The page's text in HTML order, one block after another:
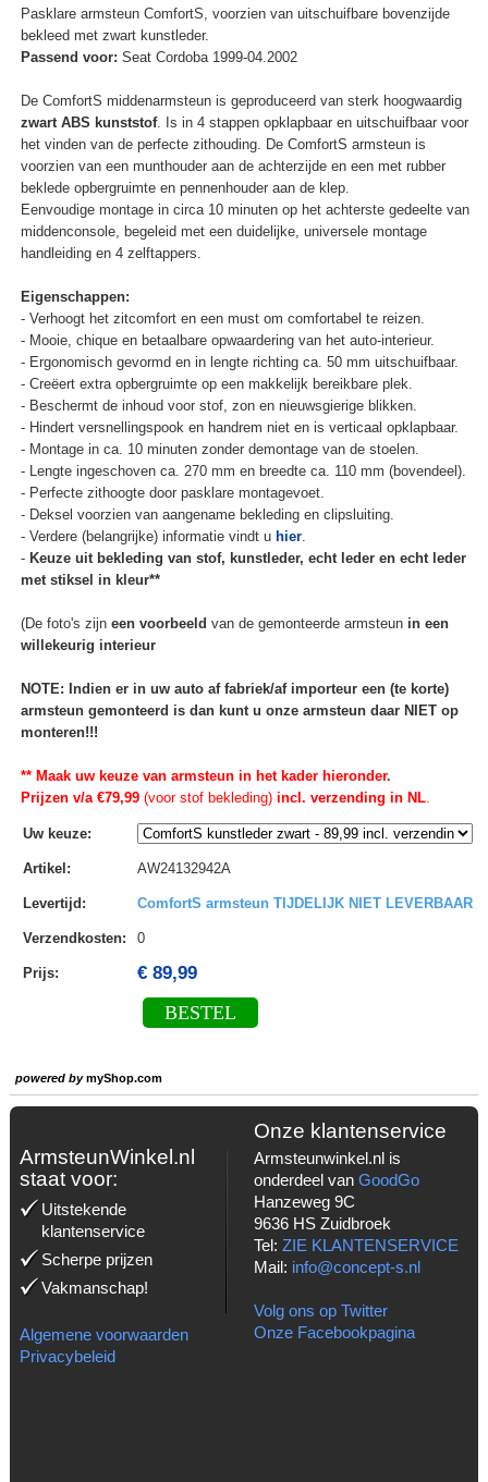
Pasklare armsteun ComfortS, voorzien van uitschuifbare bovenzijde
bekleed met zwart kunstleder.
Passend voor: Seat Cordoba 1999-04.2002
De ComfortS middenarmsteun is geproduceerd van sterk hoogwaardig
zwart ABS kunststof. Is in 4 stappen opklapbaar en uitschuifbaar voor
het vinden van de perfecte zithouding. De ComfortS armsteun is
voorzien van een munthouder aan de achterzijde en een met rubber
beklede opbergruimte en pennenhouder aan de klep.
Eenvoudige montage in circa 10 minuten op het achterste gedeelte van
middenconsole, begeleid met een duidelijke, universele montage
handleiding en 4 zelftappers.
Eigenschappen:
- Verhoogt het zitcomfort en een must om comfortabel te reizen.
- Mooie, chique en betaalbare opwaardering van het auto-interieur.
- Ergonomisch gevormd en in lengte richting ca. 50 mm uitschuifbaar.
- Creëert extra opbergruimte op een makkelijk bereikbare plek.
- Beschermt de inhoud voor stof, zon en nieuwsgierige blikken.
- Hindert versnellingspook en handrem niet en is verticaal opklapbaar.
- Montage in ca. 10 minuten zonder demontage van de stoelen.
- Lengte ingeschoven ca. 270 mm en breedte ca. 110 mm (bovendeel).
- Perfecte zithoogte door pasklare montagevoet.
- Deksel voorzien van aangename bekleding en clipsluiting.
- Verdere (belangrijke) informatie vindt u hier.
- Keuze uit bekleding van stof, kunstleder, echt leder en echt leder
met stiksel in kleur**
(De foto's zijn een voorbeeld van de gemonteerde armsteun in een
willekeurig interieur
NOTE: Indien er in uw auto af fabriek/af importeur een (te korte)
armsteun gemonteerd is dan kunt u onze armsteun daar NIET op
monteren!!!
** Maak uw keuze van armsteun in het kader hieronder.
Prijzen v/a €79,99(voor stof bekleding)incl. verzending in NL.
Uw keuze:
Artikel : AW24132942A
Levertijd : ComfortS armsteun TIJDELIJK NIET LEVERBAAR
Verzendkosten: 0
Prijs: € 89,99
BESTEL
powered bymyShop.com
ArmsteunWinkel.nl
staat voor:
Uitstekende
klantenservice
Scherpe prijzen
Vakmanschap!
Algemene voorwaarden
Privacybeleid
Onze klantenservice
Armsteunwinkel.nl is
onderdeel van GoodGo
Hanzeweg 9C
9636 HS Zuidbroek
Tel: ZIE KLANTENSERVICE
Mail: info@concept-s.nl
Volg ons op Twitter
Onze Facebookpagina